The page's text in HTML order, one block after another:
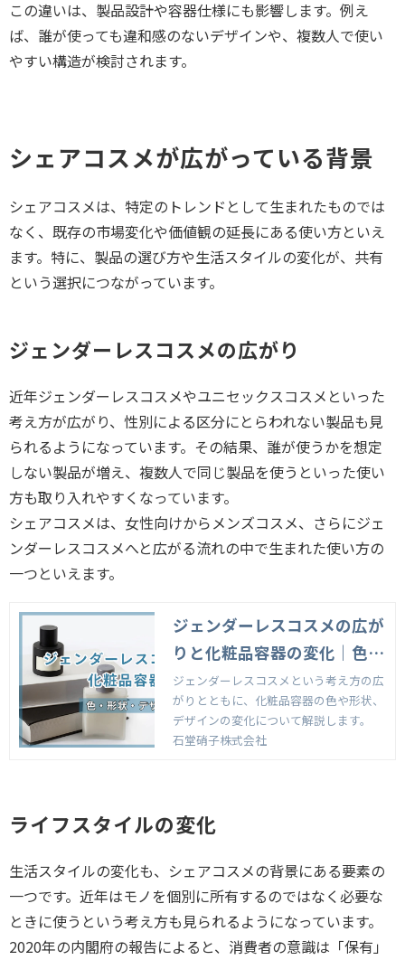
この違いは、製品設計や容器仕様にも影響します。例え
ば、誰が使っても違和感のないデザインや、複数人で使い
やすい構造が検討されます。
シェアコスメが広がっている背景
シェアコスメは、特定のトレンドとして生まれたものでは
なく、既存の市場変化や価値観の延長にある使い方といえ
ます。特に、製品の選び方や生活スタイルの変化が、共有
という選択につながっています。
ジェンダーレスコスメの広がり
近年ジェンダーレスコスメやユニセックスコスメといった
考え方が広がり、性別による区分にとらわれない製品も見
られるようになっています。その結果、誰が使うかを想定
しない製品が増え、複数人で同じ製品を使うといった使い
方も取り入れやすくなっています。
シェアコスメは、女性向けからメンズコスメ、さらにジェ
ンダーレスコスメへと広がる流れの中で生まれた使い方の
一つといえます。
ジェンダーレスコスメの広が
りと化粧品容器の変化｜色・
形状・デザインの傾向
ジェンダーレスコスメという考え方の広
がりとともに、化粧品容器の色や形状、
デザインの変化について解説します。
石堂硝子株式会社
ライフスタイルの変化
生活スタイルの変化も、シェアコスメの背景にある要素の
一つです。近年はモノを個別に所有するのではなく必要な
ときに使うという考え方も見られるようになっています。
2020年の内閣府の報告によると、消費者の意識は「保有」